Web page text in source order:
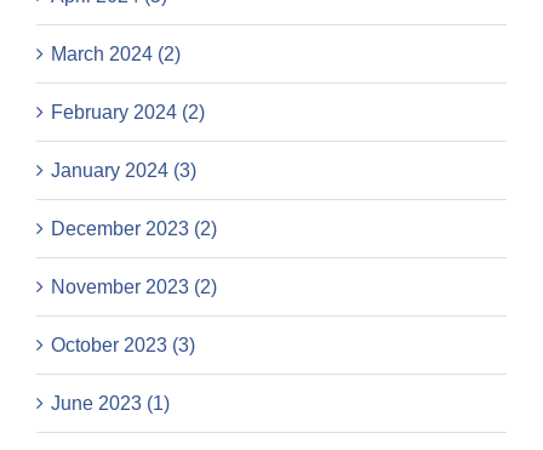
March 2024 (2)
February 2024 (2)
January 2024 (3)
December 2023 (2)
November 2023 (2)
October 2023 (3)
June 2023 (1)